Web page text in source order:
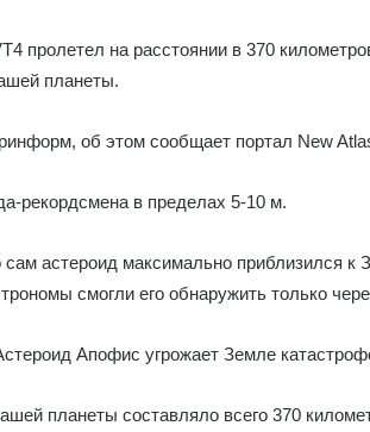
пролетел на расстоянии в 370
планеты.
об этом сообщает портал New
рекордсмена в пределах 5-10 м.
сам астероид максимально приблизился
смогли его обнаружить только
Апофис угрожает Земле
планеты составляло всего 370